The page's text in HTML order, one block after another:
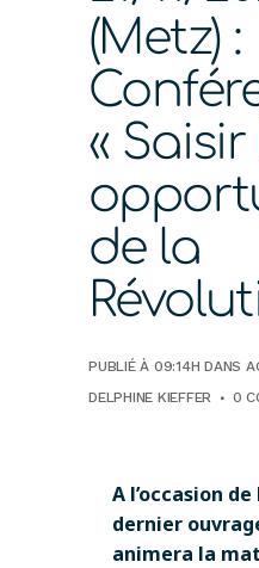
(Metz) :
« Saisir
de la
PUBLIÉ À 09:14H DANS
DELPHINE KIEFFER
0
A l’occasion
dernier
animera la